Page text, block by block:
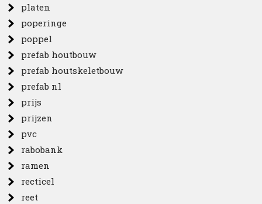
platen
poperinge
poppel
prefab houtbouw
prefab houtskeletbouw
prefab nl
prijs
prijzen
pvc
rabobank
ramen
recticel
reet